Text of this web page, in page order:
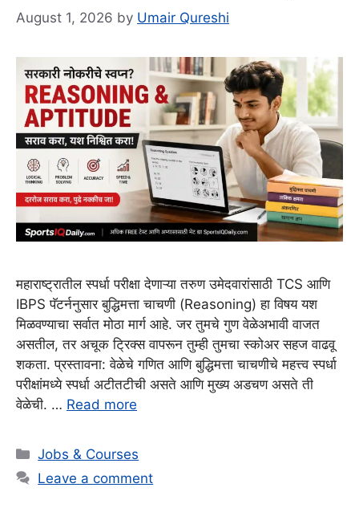
August 1, 2026 by Umair Qureshi
महाराष्ट्रातील स्पर्धा परीक्षा देणाऱ्या तरुण उमेदवारांसाठी TCS आणि
IBPS पॅटर्ननुसार बुद्धिमत्ता चाचणी (Reasoning) हा विषय यश
मिळवण्याचा सर्वात मोठा मार्ग आहे. जर तुमचे गुण वेळेअभावी वाजत
असतील, तर अचूक ट्रिक्स वापरून तुम्ही तुमचा स्कोअर सहज वाढवू
शकता. प्रस्तावना: वेळेचे गणित आणि बुद्धिमत्ता चाचणीचे महत्त्व स्पर्धा
परीक्षांमध्ये स्पर्धा अटीतटीची असते आणि मुख्य अडचण असते ती
वेळेची. … Read more
Categories
Jobs & Courses
Leave a comment